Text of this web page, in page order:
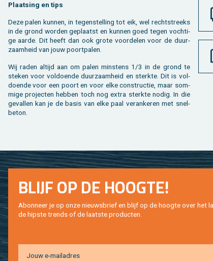
Plaat­sing en tips
Deze palen kun­nen, in te­gen­stel­ling tot eik, wel recht­streeks
in de grond wor­den ge­plaatst en kun­nen goed tegen voch­ti­
ge aarde. Dit heeft dan ook grote voor­de­len voor de duur­
zaam­heid van jouw poort­pa­len.
Wij raden al­tijd aan om palen min­stens 1/3 in de grond te
ste­ken voor vol­doen­de duur­zaam­heid en sterk­te. Dit is vol­
doen­de voor een poort en voor elke con­struc­tie, maar som­
mi­ge pro­jec­ten heb­ben toch nog extra sterk­te nodig. In die
ge­val­len kan je de basis van elke paal ver­an­ke­ren met snel­
be­ton.
BLIJF OP DE HOOG­TE!
Abon­neer je op onze nieuws­brief en blijf op de hoog­te over het
de hip­s­te trends of de laat­ste pro­duc­ten.